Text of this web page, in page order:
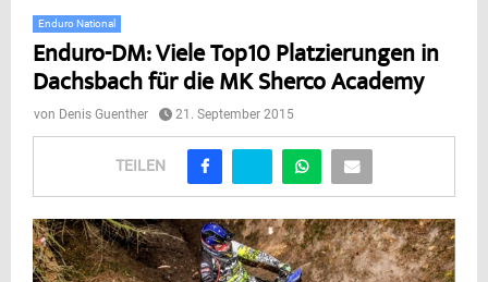
Enduro National
Enduro-DM: Viele Top10 Platzierungen in
Dachsbach für die MK Sherco Academy
von Denis Guenther 21. September 2015
TEILEN